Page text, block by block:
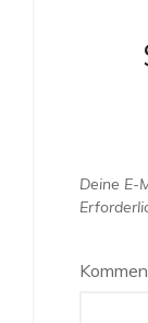
Deine E-